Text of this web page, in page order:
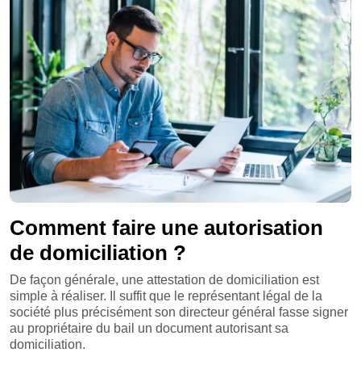
Comment faire une autorisation
de domiciliation ?
De façon générale, une attestation de domiciliation est
simple à réaliser. Il suffit que le représentant légal de la
société plus précisément son directeur général fasse signer
au propriétaire du bail un document autorisant sa
domiciliation.